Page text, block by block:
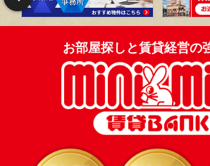
お部屋探しと賃貸経営の